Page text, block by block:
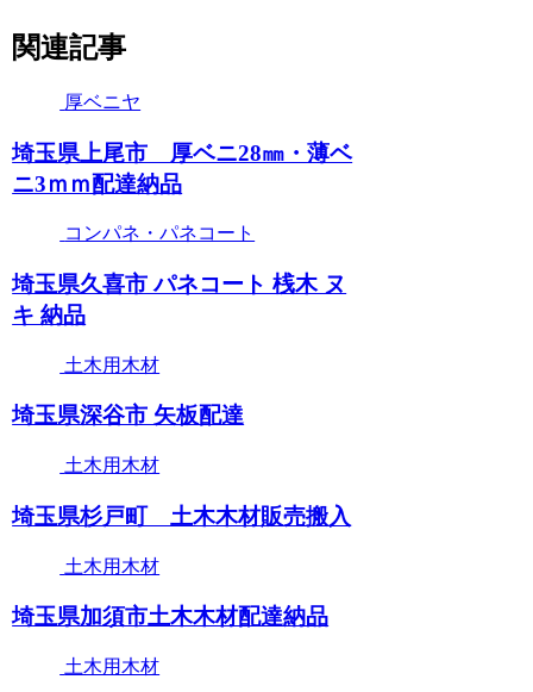
関連記事
厚ベニヤ
埼玉県上尾市 厚ベニ28㎜・薄ベ
ニ3ｍｍ配達納品
コンパネ・パネコート
埼玉県久喜市 パネコート 桟木 ヌ
キ 納品
土木用木材
埼玉県深谷市 矢板配達
土木用木材
埼玉県杉戸町 土木木材販売搬入
土木用木材
埼玉県加須市土木木材配達納品
土木用木材